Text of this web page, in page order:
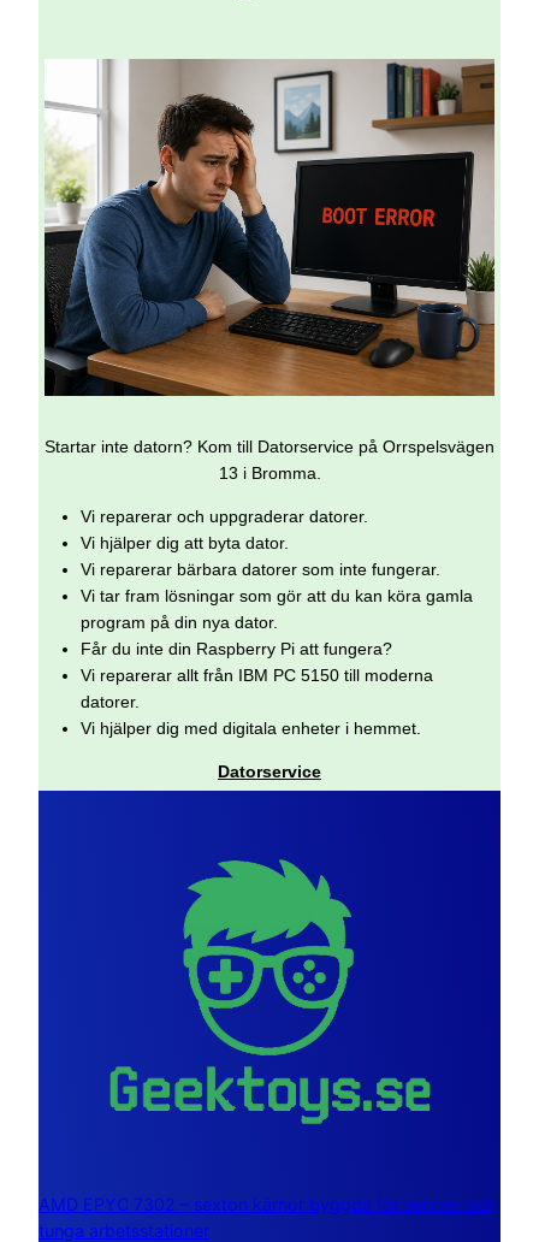
Startar inte datorn? Kom till Datorservice på Orrspelsvägen
13 i Bromma.
Vi reparerar och uppgraderar datorer.
Vi hjälper dig att byta dator.
Vi reparerar bärbara datorer som inte fungerar.
Vi tar fram lösningar som gör att du kan köra gamla
program på din nya dator.
Får du inte din Raspberry Pi att fungera?
Vi reparerar allt från IBM PC 5150 till moderna
datorer.
Vi hjälper dig med digitala enheter i hemmet.
Datorservice
AMD EPYC 7302 – sexton kärnor byggda för servrar och
tunga arbetsstationer